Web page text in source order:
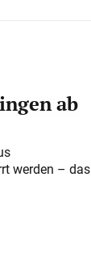
ab
werden – das